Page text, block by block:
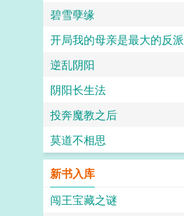
碧雪孽缘
开局我的母亲是最大的反派
逆乱阴阳
阴阳长生法
投奔魔教之后
莫道不相思
新书入库
闯王宝藏之谜